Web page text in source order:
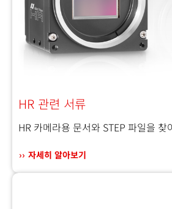
HR 관련 서류
HR 카메라용 문서와 STEP 파일을 찾
자세히 알아보기